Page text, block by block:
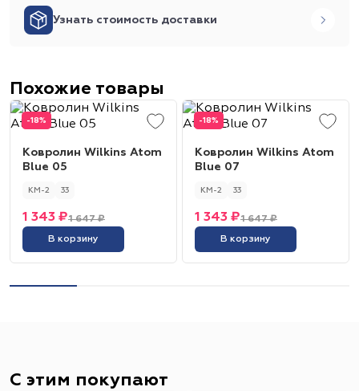
Узнать стоимость доставки
Похожие товары
-18%
Ковролин Wilkins Atom
Blue 05
КМ-2 33
1 647 ₽
1 343 ₽
В корзину
-18%
Ковролин Wilkins Atom
Blue 07
КМ-2 33
1 647 ₽
1 343 ₽
В корзину
С этим покупают